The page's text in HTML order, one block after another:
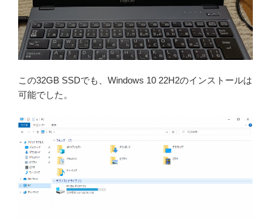
この32GB SSDでも、Windows 10 22H2のインストールは
可能でした。